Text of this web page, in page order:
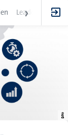
Leadership